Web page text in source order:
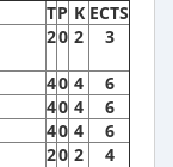
TP K ECTS
20 2 3
40 4
6
40 4
6
40 4
6
20 2 4